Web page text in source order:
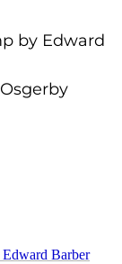
by Edward
Barber